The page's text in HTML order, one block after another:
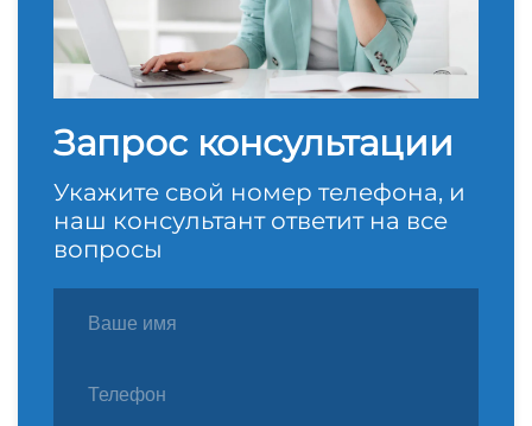
Запрос консультации
Укажите свой номер телефона, и
наш консультант ответит на все
вопросы